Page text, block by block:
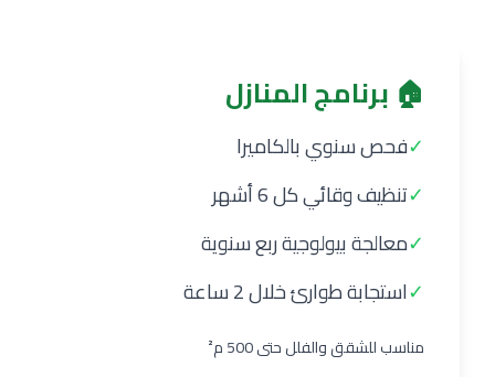
🏠 برنامج المنازل
فحص سنوي بالكاميرا
تنظيف وقائي كل 6 أشهر
معالجة بيولوجية ربع سنوية
استجابة طوارئ خلال 2 ساعة
مناسب للشقق والفلل حتى 500 م²